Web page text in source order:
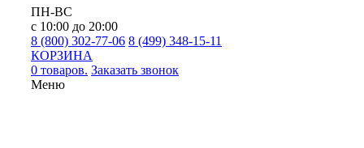
ПН-ВС
с 10:00 до 20:00
8 (800) 302-77-06 8 (499) 348-15-11
КОРЗИНА
0 товаров. Заказать звонок
Меню